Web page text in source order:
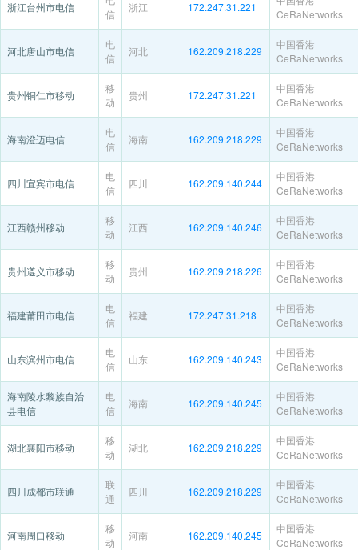
浙江台州市电信
信
浙江 172.247.31.221
CeRaNetworks
河北唐山市电信
电
信
河北 162.209.218.229
中国香港
CeRaNetworks
贵州铜仁市移动
移
动
贵州 172.247.31.221
中国香港
CeRaNetworks
海南澄迈电信
电
信
海南 162.209.218.229
中国香港
CeRaNetworks
四川宜宾市电信
电
信
四川 162.209.140.244
中国香港
CeRaNetworks
江西赣州移动
移
动
江西 162.209.140.246
中国香港
CeRaNetworks
贵州遵义市移动
移
动
贵州 162.209.218.226
中国香港
CeRaNetworks
福建莆田市电信
电
信
福建 172.247.31.218
中国香港
CeRaNetworks
山东滨州市电信
电
信
山东 162.209.140.243
中国香港
CeRaNetworks
海南陵水黎族自治
县电信
电
信
海南 162.209.140.245
中国香港
CeRaNetworks
湖北襄阳市移动
移
动
湖北 162.209.218.229
中国香港
CeRaNetworks
四川成都市联通
联
通
四川 162.209.218.229
中国香港
CeRaNetworks
河南周口移动
移
动
河南 162.209.140.245
中国香港
CeRaNetworks